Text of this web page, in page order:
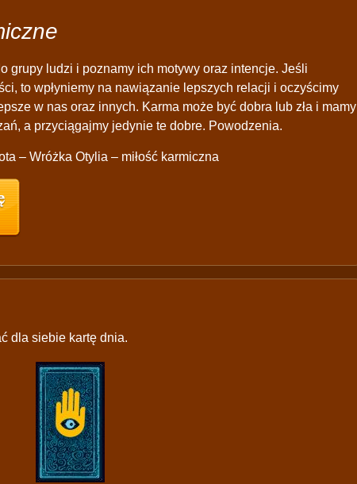
grupy ludzi i poznamy ich motywy oraz intencje. Jeśli
to wpłyniemy na nawiązanie lepszych relacji i oczyścimy
w nas oraz innych. Karma może być dobra lub zła i mamy
a przyciągajmy jedynie te dobre. Powodzenia.
– Wróżka Otylia – miłość karmiczna
dla siebie kartę dnia.